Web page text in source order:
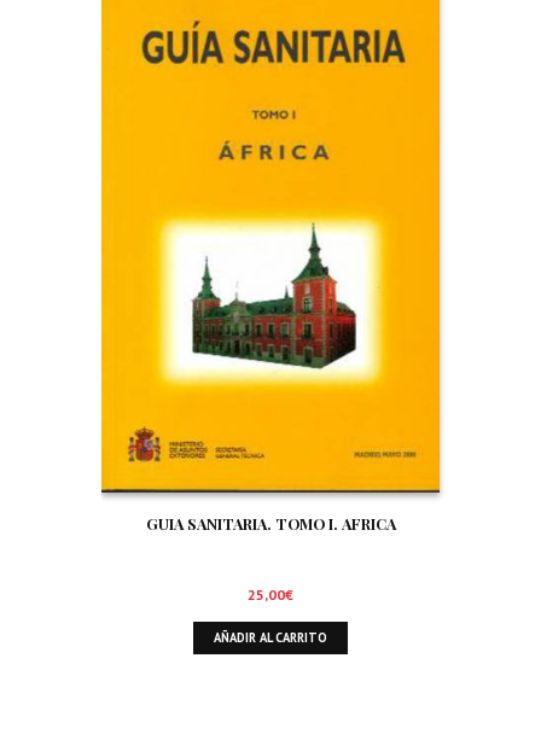
GUIA SANITARIA. TOMO I. AFRICA
25,00€
AÑADIR AL CARRITO